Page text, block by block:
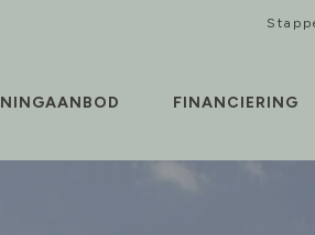
FINANCIERING